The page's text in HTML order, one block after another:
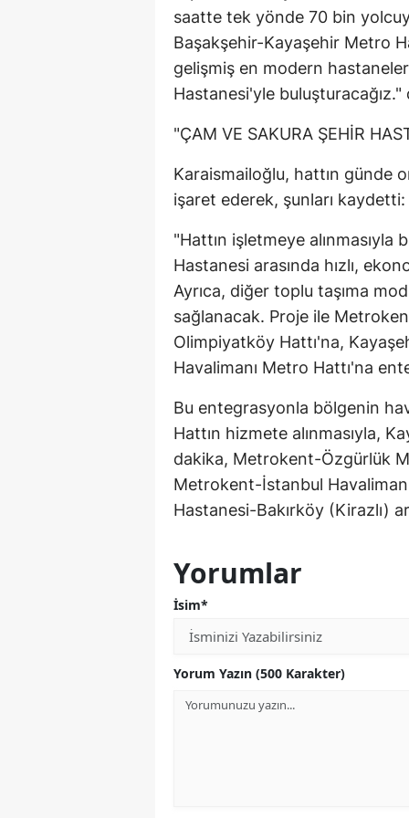
saatte tek yönde 70 bin
Başakşehir-Kayaşehir Metro
gelişmiş en modern
Hastanesi'yle
"ÇAM VE SAKURA ŞEHİR
Karaismailoğlu, hattın günde
işaret ederek, şunları kaydetti:
"Hattın işletmeye
Hastanesi arasında hızlı,
Ayrıca, diğer toplu taşıma
sağlanacak. Proje ile
Olimpiyatköy Hattı'na,
Havalimanı Metro Hattı'na
Bu entegrasyonla bölgenin
Hattın hizmete alınmasıyla,
dakika, Metrokent-Özgürlük
Metrokent-İstanbul
Hastanesi-Bakırköy (Kirazlı)
Yorumlar
İsim*
Yorum Yazın (500 Karakter)